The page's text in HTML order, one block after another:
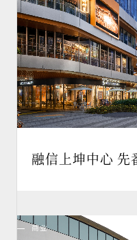
融信上坤中心 先
商业